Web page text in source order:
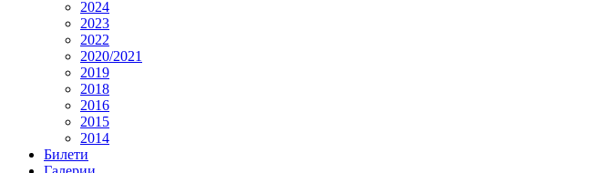
2024
2023
2022
2020/2021
2019
2018
2016
2015
2014
Билети